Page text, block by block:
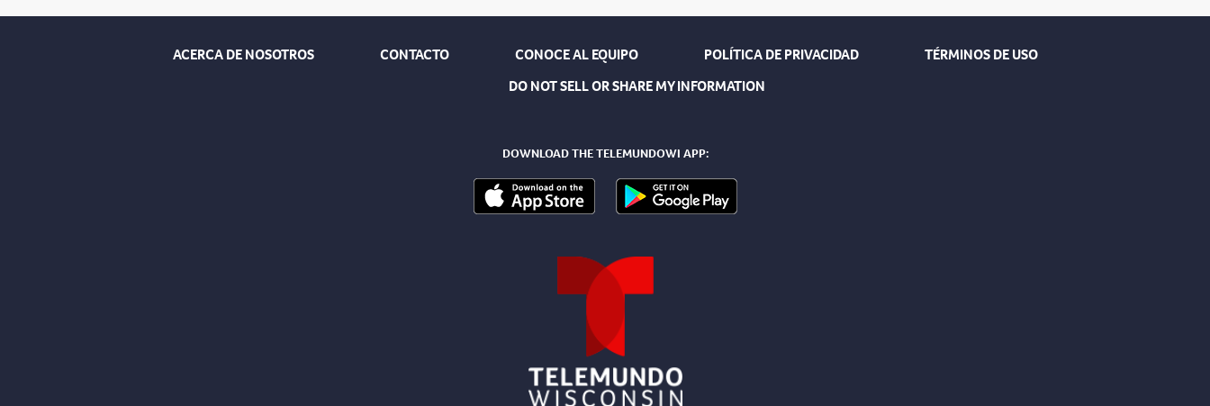
ACERCA DE NOSOTROS CONTACTO CONOCE AL EQUIPO POLÍTICA DE PRIVACIDAD
TÉRMINOS DE USO
DO NOT SELL OR SHARE MY INFORMATION
DOWNLOAD THE TELEMUNDOWI APP: